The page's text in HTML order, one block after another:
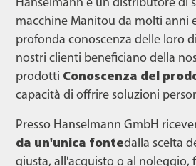
Hanselmann è un distributore di
macchine Manitou da molti anni
profonda conoscenza delle loro
nostri clienti beneficiano della
prodotti Conoscenza del
capacità di offrire soluzioni
Presso Hanselmann GmbH
da un'unica fontedalla scelta
giusta, all'acquisto o al noleggio,